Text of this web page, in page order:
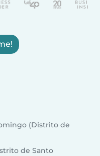
(Distrito de
de Santo